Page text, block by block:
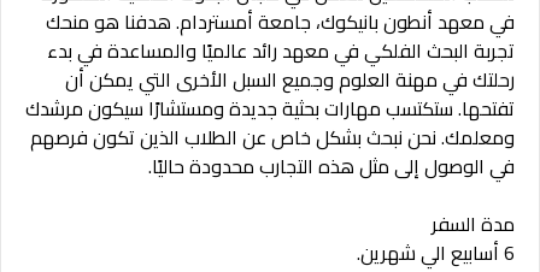
في معهد أنطون بانيكوك، جامعة أمستردام. هدفنا هو منحك
تجربة البحث الفلكي في معهد رائد عالميًا والمساعدة في بدء
رحلتك في مهنة العلوم وجميع السبل الأخرى التي يمكن أن
تفتحها. ستكتسب مهارات بحثية جديدة ومستشارًا سيكون مرشدك
ومعلمك. نحن نبحث بشكل خاص عن الطلاب الذين تكون فرصهم
في الوصول إلى مثل هذه التجارب محدودة حاليًا.
مدة السفر
6 أسابيع الي شهرين.